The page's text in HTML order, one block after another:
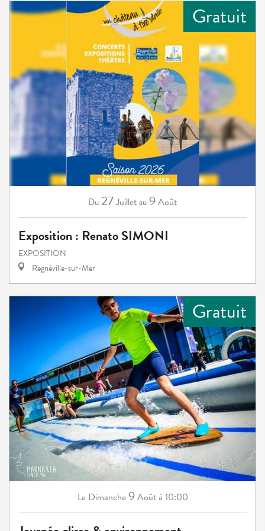
Gratuit
Du 27Juilletau9Août
Exposition : Renato SIMONI
EXPOSITION
Regnéville-sur-Mer
Gratuit
Le Dimanche9Aoûtà 10:00